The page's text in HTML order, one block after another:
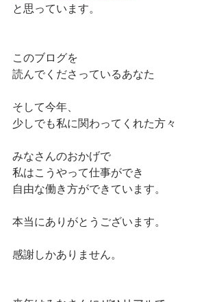
と思っています。
このブログを
読んでくださっているあなた
そして今年、
少しでも私に関わってくれた方々
みなさんのおかげで
私はこうやって仕事ができ
自由な働き方ができています。
本当にありがとうございます。
感謝しかありません。